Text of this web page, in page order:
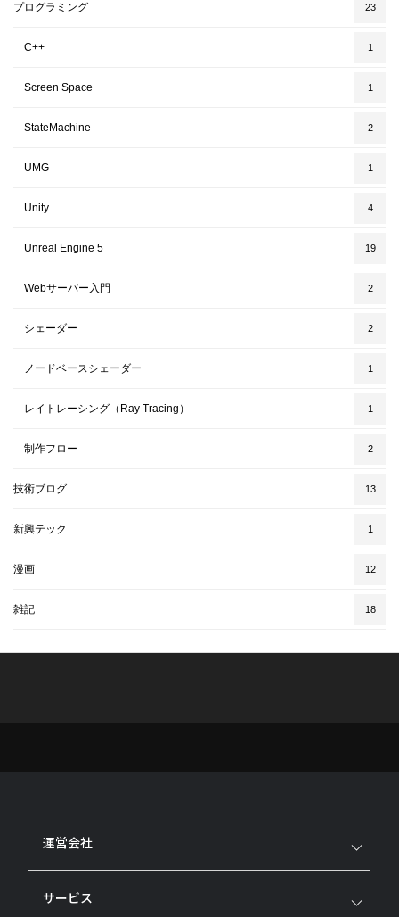
プログラミング 23
C++ 1
Screen Space 1
StateMachine 2
UMG 1
Unity 4
Unreal Engine 5 19
Webサーバー入門 2
シェーダー 2
ノードベースシェーダー 1
レイトレーシング（Ray Tracing） 1
制作フロー 2
技術ブログ 13
新興テック 1
漫画 12
雑記 18
運営会社
サービス